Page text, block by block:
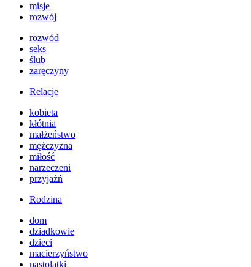
misje
rozwój
rozwód
seks
ślub
zaręczyny
Relacje
kobieta
kłótnia
małżeństwo
mężczyzna
miłość
narzeczeni
przyjaźń
Rodzina
dom
dziadkowie
dzieci
macierzyństwo
nastolatki